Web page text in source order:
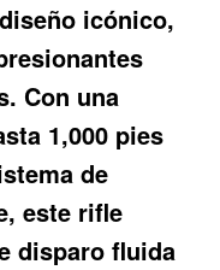
icónico,
Con una
1,000 pies
de
este rifle
disparo fluida